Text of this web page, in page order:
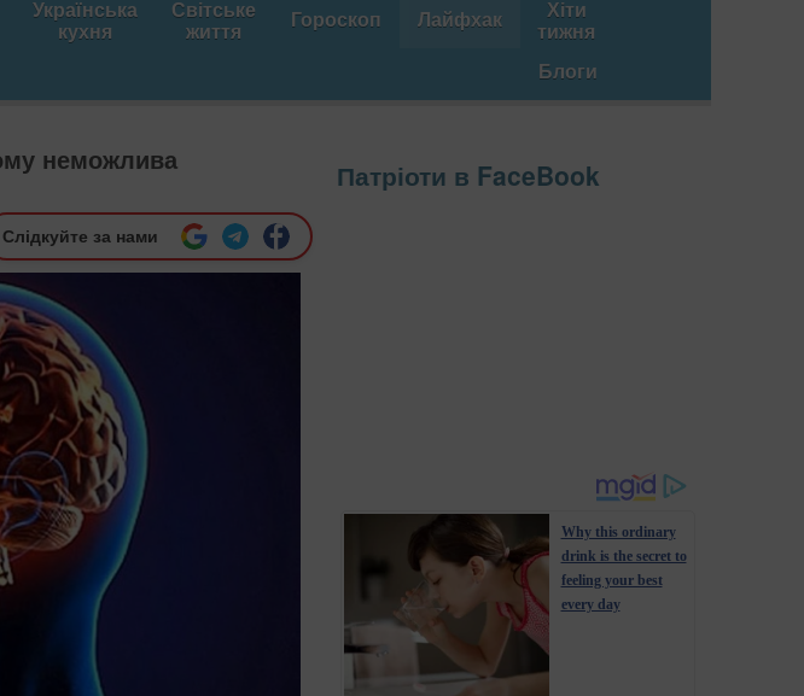
Українська
кухня
Світське
життя Гороскоп Лайфхак Хіти
тижня
Блоги
неможлива
Слідкуйте за нами
Патріоти в FaceBook
Why this ordinary
drink is the secret to
feeling your best
every day